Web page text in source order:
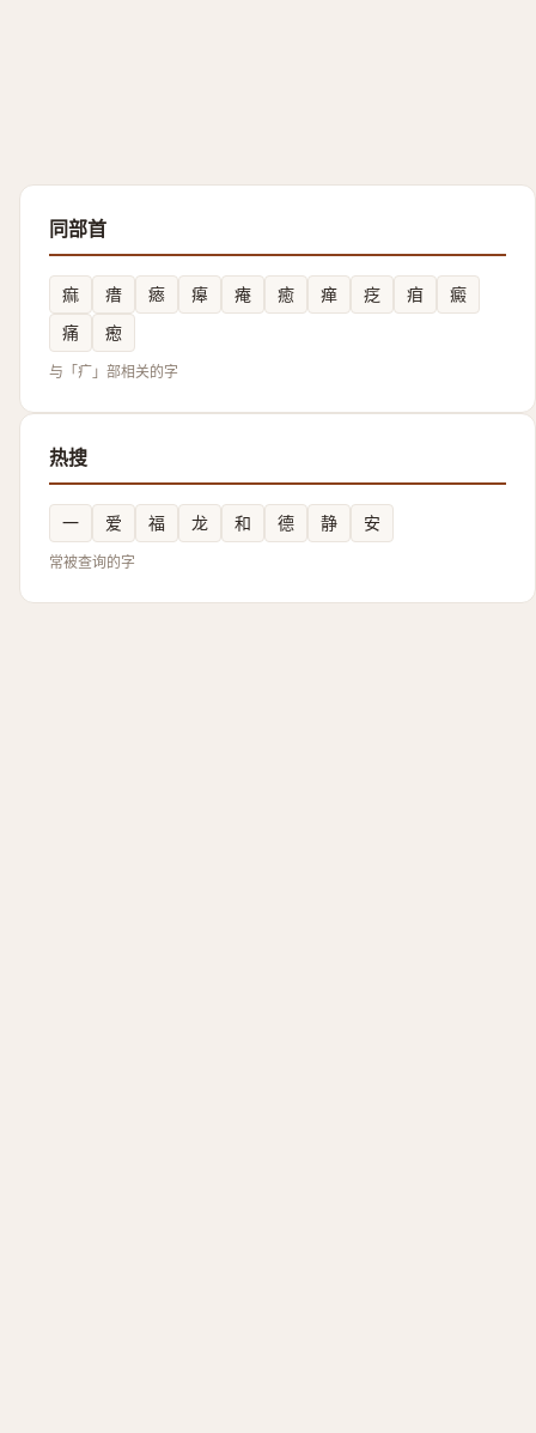
同部首
痲 瘄 瘱 㿁 痷 癒 瘅 疺 㾇
癜
痛
瘛
与「疒」部相关的字
热搜
一 爱 福 龙 和 德 静 安
常被查询的字